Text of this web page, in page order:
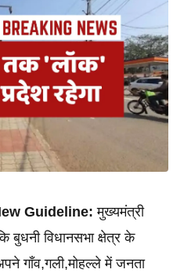
Guideline: मुख्यमंत्री
बुधनी विधानसभा क्षेत्र के
गाँव,गली,मोहल्ले में जनता